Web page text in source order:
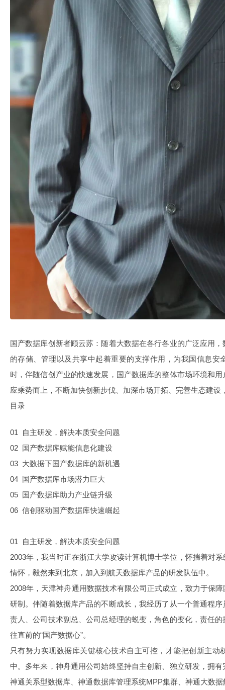
国产数据库创新者顾云苏： 随着大数据在各行各业的广泛应用
的存储、管理以及共享中起着重要的支撑作用，为我国信息安
时，伴随信创产业的快速发展，国产数据库的整体市场环境和
应乘势而上，不断加快创新步伐、加深市场开拓、完善生态建设
目录
01 自主研发，解决本质安全问题
02 国产数据库赋能信息化建设
03 大数据下国产数据库的新机遇
04 国产数据库市场潜力巨大
05 国产数据库助力产业链升级
06 信创驱动国产数据库快速崛起
01 自主研发 ，解决本质安全问题
2003年，我当时正在浙江大学攻读计算机博士学位，怀揣着对
情怀，毅然来到北京，加入到航天数据库产品的研发队伍中。
2008年，天津神舟通用数据技术有限公司正式成立，致力于保
研制。伴随着数据库产品的不断成长，我经历了从一个普通程
责人、公司技术副总、公司总经理的蜕变，角色的变化，责任
往直前的“国产数据心”。
只有努力实现数据库关键核心技术自主可控，才能把创新主动
中。多年来，神舟通用公司始终坚持自主创新、独立研发，拥
神通关系型数据库、神通数据库管理系统MPP集群、神通大数